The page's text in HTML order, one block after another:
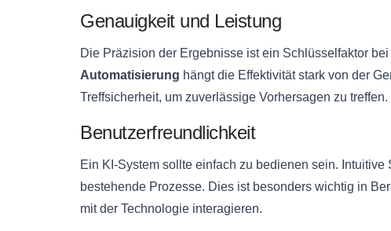
Genauigkeit und Leistung
Die Präzision der Ergebnisse ist ein Schlüsselfaktor
Automatisierung hängt die Effektivität stark von der
Treffsicherheit, um zuverlässige Vorhersagen zu treffen.
Benutzerfreundlichkeit
Ein KI-System sollte einfach zu bedienen sein.
bestehende Prozesse. Dies ist besonders wichtig in
mit der Technologie interagieren.